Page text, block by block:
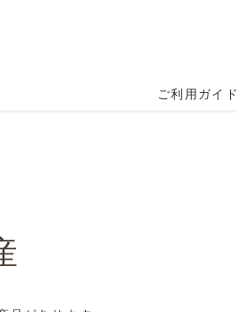
ご利用ガイド